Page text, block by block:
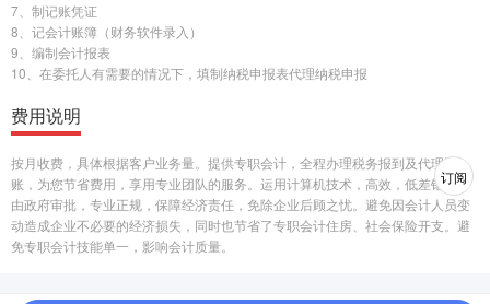
7、制记账凭证
8、记会计账簿（财务软件录入）
9、编制会计报表
10、在委托人有需要的情况下，填制纳税申报表代理纳税申报
费用说明
按月收费，具体根据客户业务量。提供专职会计，全程办理税务报到及代理记
账，为您节省费用，享用专业团队的服务。运用计算机技术，高效，低差错率。
由政府审批，专业正规，保障经济责任，免除企业后顾之忧。避免因会计人员变
动造成企业不必要的经济损失，同时也节省了专职会计住房、社会保险开支。避
免专职会计技能单一，影响会计质量。
订阅